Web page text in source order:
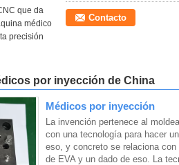
que da
médico
precisión
Contacto
por inyección de China
Médicos por inyección
La invención pertenece al
con una tecnología para hacer
eso, y concreto se relaciona
de EVA y un dado de eso. La